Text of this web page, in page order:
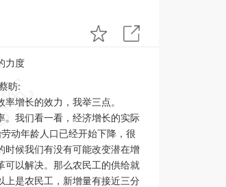
力度
昉:
增长的效力，我举三点。
我们看一看，经济增长的实际
动年龄人口已经开始下降，很
时候我们有没有可能改变潜在增
可以解决。那么农民工的供给就
上是农民工，新增量有接近三分